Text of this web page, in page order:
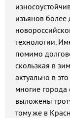
изъянов более
технологии.
помимо
скользкая в
актуально в
многие города
выложены
тому же в